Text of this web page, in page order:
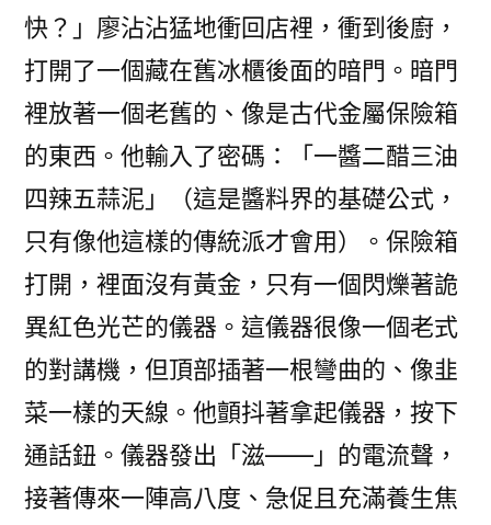
快？」廖沾沾猛地衝回店裡，衝到後廚，
打開了一個藏在舊冰櫃後面的暗門。暗門
裡放著一個老舊的、像是古代金屬保險箱
的東西。他輸入了密碼：「一醬二醋三油
四辣五蒜泥」（這是醬料界的基礎公式，
只有像他這樣的傳統派才會用）。保險箱
打開，裡面沒有黃金，只有一個閃爍著詭
異紅色光芒的儀器。這儀器很像一個老式
的對講機，但頂部插著一根彎曲的、像韭
菜一樣的天線。他顫抖著拿起儀器，按下
通話鈕。儀器發出「滋——」的電流聲，
接著傳來一陣高八度、急促且充滿養生焦